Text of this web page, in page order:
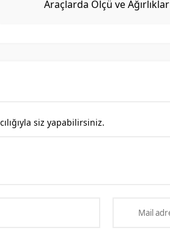
Araçlarda Ölçü ve Ağırlıklar
siz yapabilirsiniz.